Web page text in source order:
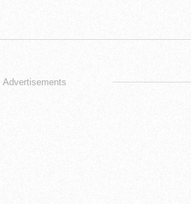
Advertisements